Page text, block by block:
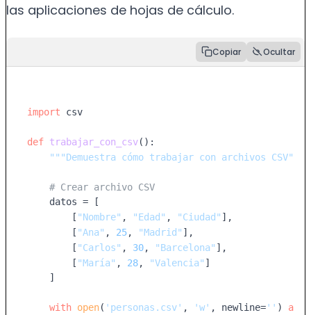
las aplicaciones de hojas de cálculo.
Copiar Ocultar
import csv
def trabajar_con_csv():
"""Demuestra cómo trabajar con archivos CSV"""
# Crear archivo CSV
    datos = [
        [
"Nombre" , "Edad" , "Ciudad" ],
        [
"Ana" , 25, "Madrid" ],
        [
"Carlos" , 30, "Barcelona" ],
        [
"María" , 28, "Valencia" ]
    ]
with open( 'personas.csv' , 'w' , newline='' ) as